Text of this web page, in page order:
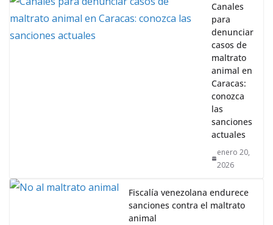
Canales
para
denunciar
casos de
maltrato
animal en
Caracas:
conozca
las
sanciones
actuales
enero 20,
2026
Fiscalía venezolana endurece
sanciones contra el maltrato
animal